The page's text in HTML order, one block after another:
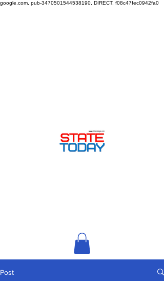
google.com, pub-3470501544538190, DIRECT, f08c47fec0942fa0
Post